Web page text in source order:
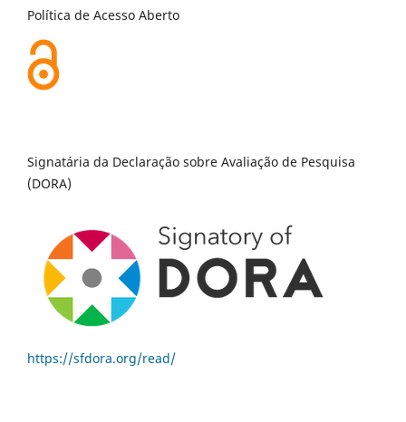
Política de Acesso Aberto
Signatária da Declaração sobre Avaliação de Pesquisa
(DORA)
https://sfdora.org/read/